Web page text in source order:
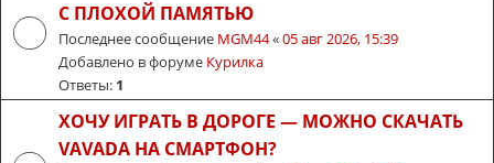
С ПЛОХОЙ ПАМЯТЬЮ
Последнее сообщение MGM44«05 авг 2026, 15:39
Добавлено в форуме Курилка
Ответы: 1
ХОЧУ ИГРАТЬ В ДОРОГЕ — МОЖНО СКАЧАТЬ
VAVADA НА СМАРТФОН?